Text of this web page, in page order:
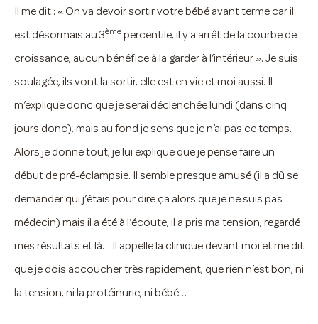
Il me dit : « On va devoir sortir votre bébé avant terme car il
est désormais au 3ème percentile, il y a arrêt de la courbe de
croissance, aucun bénéfice à la garder à l’intérieur ». Je suis
soulagée, ils vont la sortir, elle est en vie et moi aussi. Il
m’explique donc que je serai déclenchée lundi (dans cinq
jours donc), mais au fond je sens que je n’ai pas ce temps.
Alors je donne tout, je lui explique que je pense faire un
début de pré-éclampsie. Il semble presque amusé (il a dû se
demander qui j’étais pour dire ça alors que je ne suis pas
médecin) mais il a été à l’écoute, il a pris ma tension, regardé
mes résultats et là… Il appelle la clinique devant moi et me dit
que je dois accoucher très rapidement, que rien n’est bon, ni
la tension, ni la protéinurie, ni bébé…